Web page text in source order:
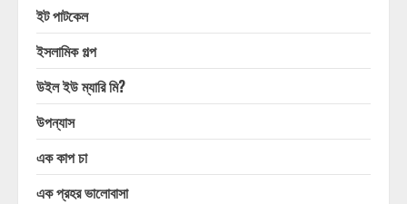
ইট পাটকেল
ইসলামিক গল্প
উইল ইউ ম্যারি মি?
উপন্যাস
এক কাপ চা
এক প্রহর ভালোবাসা